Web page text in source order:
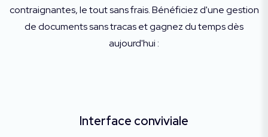
contraignantes, le tout sans frais. Bénéficiez d'une gestion
de documents sans tracas et gagnez du temps dès
aujourd'hui :
Interface conviviale